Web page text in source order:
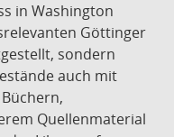
in Washington
Göttinger
sondern
auch mit
Quellenmaterial